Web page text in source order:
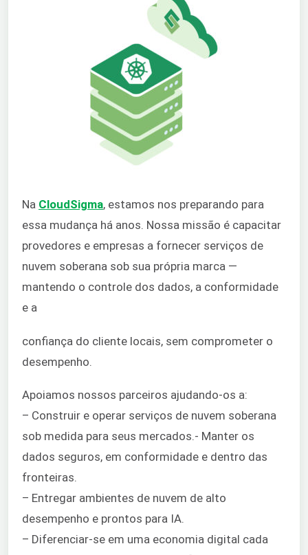
Na CloudSigma, estamos nos preparando para
essa mudança há anos. Nossa missão é capacitar
provedores e empresas a fornecer serviços de
nuvem soberana sob sua própria marca —
mantendo o controle dos dados, a conformidade
e a
confiança do cliente locais, sem comprometer o
desempenho.
Apoiamos nossos parceiros ajudando-os a:
– Construir e operar serviços de nuvem soberana
sob medida para seus mercados.- Manter os
dados seguros, em conformidade e dentro das
fronteiras.
– Entregar ambientes de nuvem de alto
desempenho e prontos para IA.
– Diferenciar-se em uma economia digital cada